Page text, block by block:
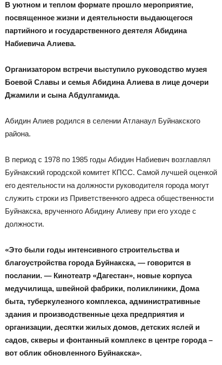
В уютном и теплом формате прошло мероприятие,
посвященное жизни и деятельности выдающегося
партийного и государственного деятеля Абидина
Набиевича Алиева.
Организатором встречи выступило руководство музея
Боевой Славы и семья Абидина Алиева в лице дочери
Джамили и сына Абдулгамида.
Абидин Алиев родился в селении Атланаул Буйнакского
района.
В период с 1978 по 1985 годы Абидин Набиевич возглавлял
Буйнакский городской комитет КПСС. Самой лучшей оценкой
его деятельности на должности руководителя города могут
служить строки из Приветственного адреса общественности
Буйнакска, врученного Абидину Алиеву при его уходе с
должности.
«Это были годы интенсивного строительства и
благоустройства города Буйнакска, — говорится в
послании. — Кинотеатр «Дагестан», новые корпуса
медучилища, швейной фабрики, поликлиники, Дома
быта, туберкулезного комплекса, административные
здания и производственные цеха предприятия и
организации, десятки жилых домов, детских яслей и
садов, скверы и фонтанный комплекс в центре города –
вот облик обновленного Буйнакска».